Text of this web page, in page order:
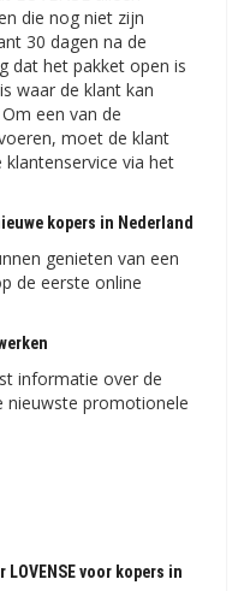
die nog niet zijn
30 dagen na de
dat het pakket open is
waar de klant kan
een ​​van de
moet de klant
via het
kopers in Nederland
genieten van een
de eerste online
informatie over de
nieuwste promotionele
voor kopers in